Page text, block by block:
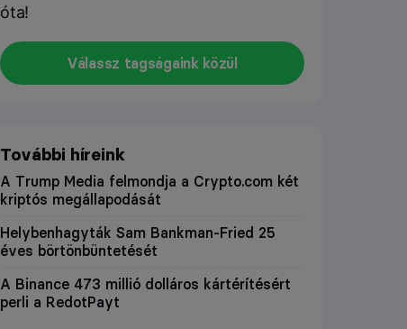
óta!
Válassz tagságaink közül
További híreink
A Trump Media felmondja a Crypto.com két
kriptós megállapodását
Helybenhagyták Sam Bankman-Fried 25
éves börtönbüntetését
A Binance 473 millió dolláros kártérítésért
perli a RedotPayt